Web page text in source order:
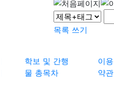
목록 쓰기
학보 및 간행
물 총목차
이용
약관